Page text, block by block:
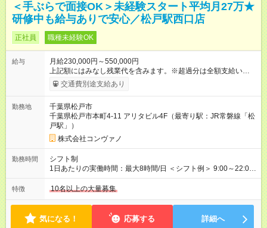
＜手ぶらで面接OK＞未経験スタート平均月27万★
研修中も給与ありで安心／松戸駅西口店
正社員 職種未経験OK
給与
月給230,000円～550,000円
上記額にはみなし残業代を含みます。※超過分は全額支給いたし
ます。 みなし残業代 8,940円／月 みなし残業時間 5.5時間／月
上記には、月5.5時間分のみなし残業代(8，940円)を含む。超過
円～ （期間中は契約社員） ※社内基準を満たした場合は、その
後正規登用可 【年収例】 ◆エリアマネージャー 月給25万円＋役
職手当3万円＋インセン14万5，781円＝42万5，781円 ◆店長
月給 25万円＋役職手当1万円＋インセン8万2，547円＝34万2，
547円 ◆社員(役職なし) 月給23万円＋インセン1万4701円＝24
万4，701円 ＜別途支給手当＞ ・インセンティブ：月10万円以
上も可能！ ・賞与：年2回(6月/12月)※業績による ・交通費：月
たり) ・回数：随時 ・反映時期：次月の給与から ・評価手法：
社内評価に基づく ※あなたの頑張りをしっかり評価します！で
きることが増えるほどお給料に反映される環境です。 【試用期
間】試用期間あり 試用期間の長さ：6ヶ月 ※ 雇用形態と給与
に、本採用時と異なる部分があります。 雇用形態：中途採用
交通費別途支給あり
勤務地
千葉県松戸市
千葉県松戸市本町4-11 アリタビル4F（最寄り駅：JR常磐線「松
戸駅」）
株式会社コンヴァノ
勤務時間
シフト制
1日あたりの実働時間：最大8時間/日 ＜シフト例＞ 9:00～22:00
でのシフト制（実働8時間／休憩60分） ※残業時間は月平均で
10時間程度 ※営業時間は【平日】11：00～22：00、【土日祝】
ます。
特徴 10名以上の大量募集
気になる！ 応募する 詳細へ